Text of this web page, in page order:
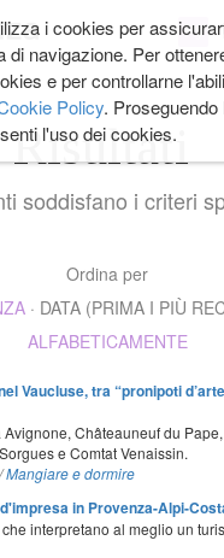
My
i cookies per
di navigazione. Per
e per controllarne
Policy. Proseguendo
l'uso dei cookies.
Risultati
soddisfano i criteri
Ordina per
· DATA (PRIMA I PIÙ
ALFABETICAMENTE
Vaucluse, tra “pronipoti
Châteauneuf du
e Comtat Venaissin.
/Mangiare e dormire
in Provenza-Alpi-
interpretano al meglio un